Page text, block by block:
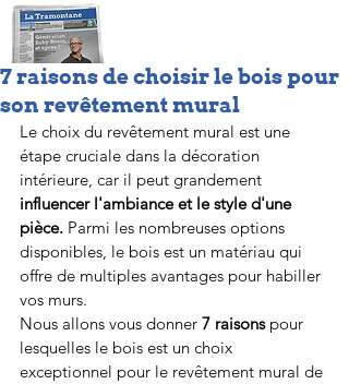
7 raisons de choisir le bois pour
son revêtement mural
Le choix du revêtement mural est une
étape cruciale dans la décoration
intérieure, car il peut grandement
influencer l'ambiance et le style d'une
pièce. Parmi les nombreuses options
disponibles, le bois est un matériau qui
offre de multiples avantages pour habiller
vos murs.
Nous allons vous donner 7 raisons pour
lesquelles le bois est un choix
exceptionnel pour le revêtement mural de